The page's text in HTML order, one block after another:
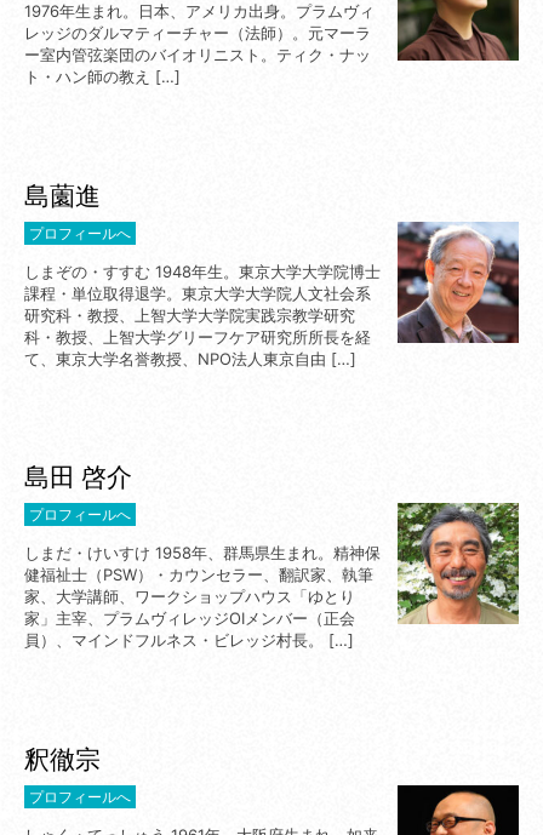
1976年生まれ。日本、アメリカ出身。プラムヴィ
レッジのダルマティーチャー（法師）。元マーラ
ー室内管弦楽団のバイオリニスト。ティク・ナッ
ト・ハン師の教え […]
島薗進
しまぞの・すすむ 1948年生。東京大学大学院博士
課程・単位取得退学。東京大学大学院人文社会系
研究科・教授、上智大学大学院実践宗教学研究
科・教授、上智大学グリーフケア研究所所長を経
て、東京大学名誉教授、NPO法人東京自由 […]
プロフィールへ
島田 啓介
しまだ・けいすけ 1958年、群馬県生まれ。精神保
健福祉士（PSW）・カウンセラー、翻訳家、執筆
家、大学講師、ワークショップハウス「ゆとり
家」主宰、プラムヴィレッジOIメンバー（正会
員）、マインドフルネス・ビレッジ村長。 […]
プロフィールへ
釈徹宗
プロフィールへ